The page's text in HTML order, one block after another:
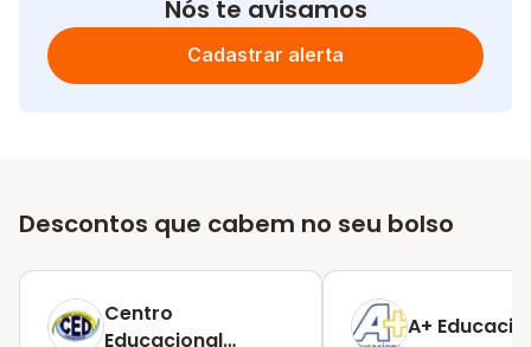
Nós te avisamos
Cadastrar alerta
Descontos que cabem no seu bolso
Centro
Educacional
A+